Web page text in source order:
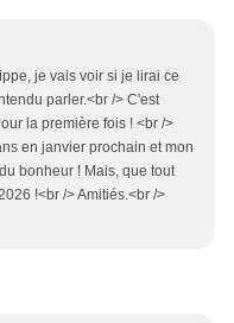
je vais voir si je lirai ce
parler.<br /> C'est
la première fois ! <br />
en janvier prochain et mon
bonheur ! Mais, que tout
!<br /> Amitiés.<br />